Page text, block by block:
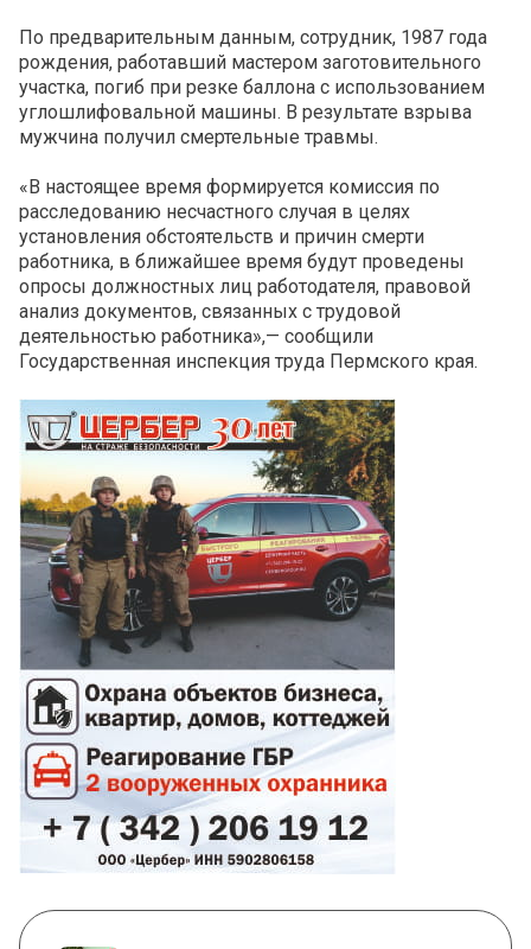
По предварительным данным, сотрудник, 1987 года
рождения, работавший мастером заготовительного
участка, погиб при резке баллона с использованием
углошлифовальной машины. В результате взрыва
мужчина получил смертельные травмы.
«В настоящее время формируется комиссия по
расследованию несчастного случая в целях
установления обстоятельств и причин смерти
работника, в ближайшее время будут проведены
опросы должностных лиц работодателя, правовой
анализ документов, связанных с трудовой
деятельностью работника»,— сообщили
Государственная инспекция труда Пермского края.